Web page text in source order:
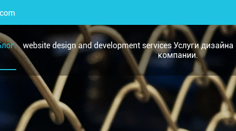
website design and development services Услуги
компании.